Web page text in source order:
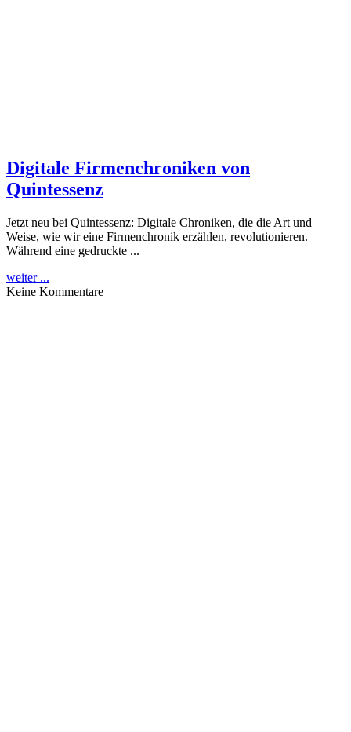
Digitale Firmenchroniken von
Quintessenz
Jetzt neu bei Quintessenz: Digitale Chroniken, die die Art und
Weise, wie wir eine Firmenchronik erzählen, revolutionieren.
Während eine gedruckte ...
weiter ...
Keine Kommentare